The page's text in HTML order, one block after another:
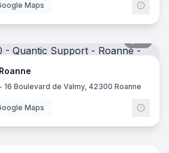
Maps
16 Boulevard de Valmy, 42300 Roanne
Maps
5